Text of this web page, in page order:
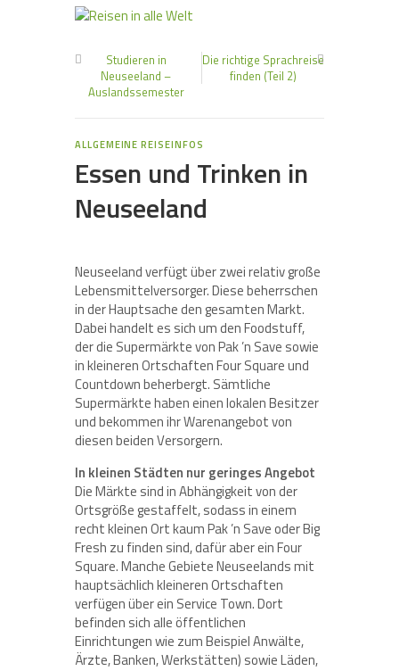
Studieren in
Neuseeland –
Auslandssemester
Die richtige Sprachreise
finden (Teil 2)
ALLGEMEINE REISEINFOS
Essen und Trinken in
Neuseeland
Neuseeland verfügt über zwei relativ große
Lebensmittelversorger. Diese beherrschen
in der Hauptsache den gesamten Markt.
Dabei handelt es sich um den Foodstuff,
der die Supermärkte von Pak ’n Save sowie
in kleineren Ortschaften Four Square und
Countdown beherbergt. Sämtliche
Supermärkte haben einen lokalen Besitzer
und bekommen ihr Warenangebot von
diesen beiden Versorgern.
In kleinen Städten nur geringes Angebot
Die Märkte sind in Abhängigkeit von der
Ortsgröße gestaffelt, sodass in einem
recht kleinen Ort kaum Pak ’n Save oder Big
Fresh zu finden sind, dafür aber ein Four
Square. Manche Gebiete Neuseelands mit
hauptsächlich kleineren Ortschaften
verfügen über ein Service Town. Dort
befinden sich alle öffentlichen
Einrichtungen wie zum Beispiel Anwälte,
Ärzte, Banken, Werkstätten) sowie Läden,